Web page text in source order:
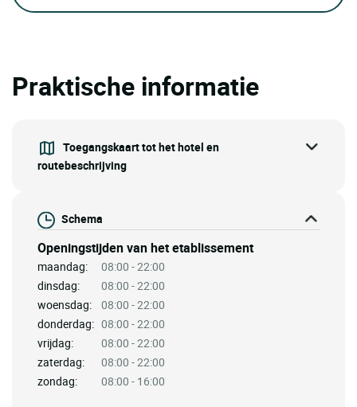
Praktische informatie
Toegangskaart tot het hotel en
routebeschrijving
Schema
Openingstijden van het etablissement
maandag:
08:00 - 22:00
dinsdag:
08:00 - 22:00
woensdag:
08:00 - 22:00
donderdag: 08:00 - 22:00
vrijdag:
08:00 - 22:00
zaterdag:
08:00 - 22:00
zondag:
08:00 - 16:00